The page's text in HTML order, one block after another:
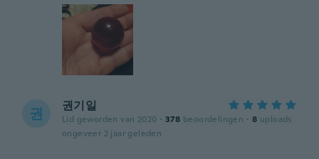
권 권기일
Lid geworden van 2020 · 378 beoordelingen · 8 uploads
ongeveer 2 jaar geleden